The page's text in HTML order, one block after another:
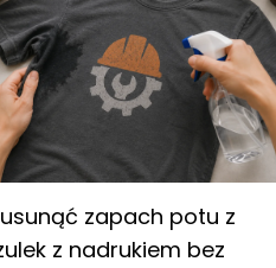
zapach potu z
z nadrukiem bez